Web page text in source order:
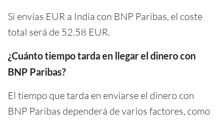
Si envías EUR a India con BNP Paribas, el coste
total será de 52.58 EUR.
¿Cuánto tiempo tarda en llegar el dinero con
BNP Paribas?
El tiempo que tarda en enviarse el dinero con
BNP Paribas dependerá de varios factores, como